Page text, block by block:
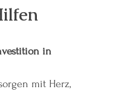
in
mit Herz,